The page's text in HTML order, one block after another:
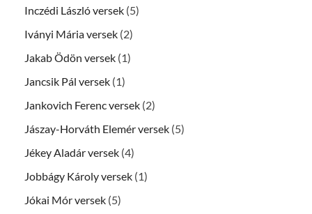
Inczédi László versek (5)
Iványi Mária versek (2)
Jakab Ödön versek (1)
Jancsik Pál versek (1)
Jankovich Ferenc versek (2)
Jászay-Horváth Elemér versek (5)
Jékey Aladár versek (4)
Jobbágy Károly versek (1)
Jókai Mór versek (5)